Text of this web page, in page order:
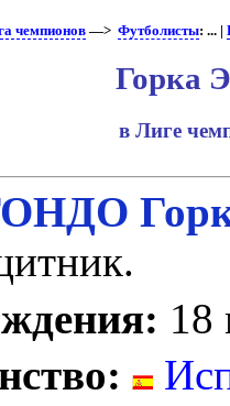
чемпионов —>Футболисты: ... |
Горка
в Лиге
18